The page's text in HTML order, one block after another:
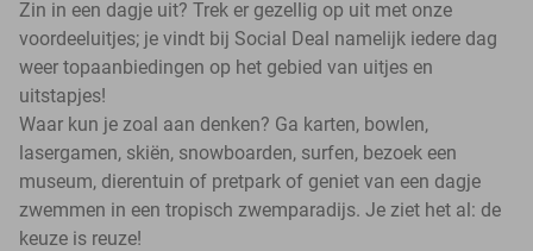
Zin in een dagje uit? Trek er gezellig op uit met onze
voordeeluitjes; je vindt bij Social Deal namelijk iedere dag
weer topaanbiedingen op het gebied van uitjes en
uitstapjes!
Waar kun je zoal aan denken? Ga karten, bowlen,
lasergamen, skiën, snowboarden, surfen, bezoek een
museum, dierentuin of pretpark of geniet van een dagje
zwemmen in een tropisch zwemparadijs. Je ziet het al: de
keuze is reuze!